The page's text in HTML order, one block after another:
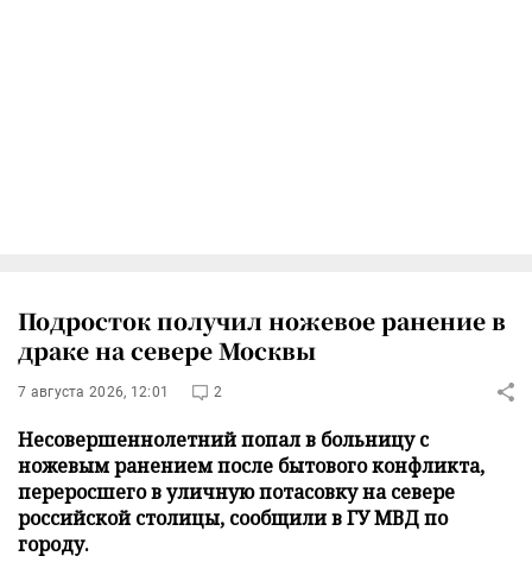
Подросток получил ножевое ранение в
драке на севере Москвы
7 августа 2026, 12:01 2
Несовершеннолетний попал в больницу с
ножевым ранением после бытового конфликта,
переросшего в уличную потасовку на севере
российской столицы, сообщили в ГУ МВД по
городу.